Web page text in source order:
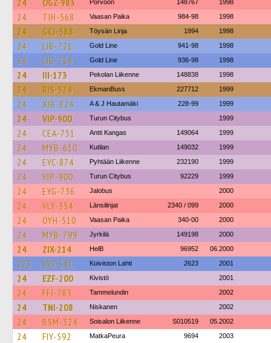
24 OGZ-983 Porvoon 148767 1998
24 TIH-568 Vaasan Paika 984-98 1998
24 GCJ-588 Töysän Linja 1994 1998
24 LIB-721 Gold Line 941-98 1998
24 LIB-714 Gold Line 936-98 1998
24 III-173 Pekolan Liikenne 148838 1998
24 RIS-524 EkmanBuss 227712 1999
24 XIB-824 A & J Hautamäki 228-99 1999
24 VIP-900 Turun Citybus 1999
24 CEA-751 Antti Kangas 149064 1999
24 MYB-610 Kutilan 149032 1999
24 EYC-874 Pyhtään Liikenne 232190 1999
24 VIP-900 Turun Citybus 92229 1999
24 EYG-736 Jalobus 2000
24 VLY-334 Länsilinjat 2340 / 099 2000
24 OYH-510 Vaasan Paika 340-00 2000
24 MYB-799 Jyrkilä 149198 2000
24 ZIX-214 HelB 96952 06.2000
273 VVJ-541 Koiviston Lahti 2623 2001
24 EZF-200 Kivistö 2001
24 FFJ-783 Tammelundin 2002
24 TNI-208 Niskanen 2002
24 BSM-324 Soisalon Liikenne S010519 05.2002
24 FIY-592 MatkaPeura 9694 2003